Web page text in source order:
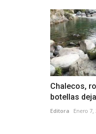
Chalecos,
botellas
Editora Enero 7,